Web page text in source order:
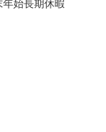
始長期休暇